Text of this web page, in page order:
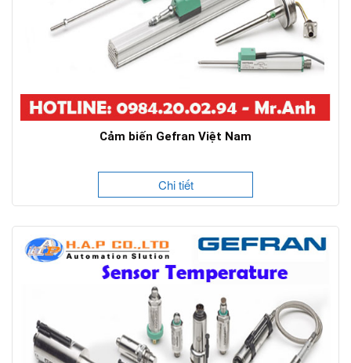
Cảm biến Gefran Việt Nam
Chi tiết